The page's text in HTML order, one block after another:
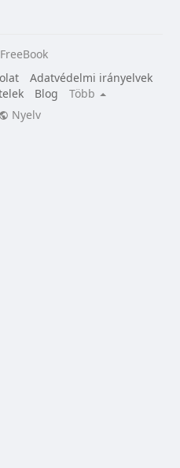
Adatvédelmi irányelvek
Blog
Több
Nyelv